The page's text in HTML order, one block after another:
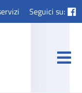
Seguici su: